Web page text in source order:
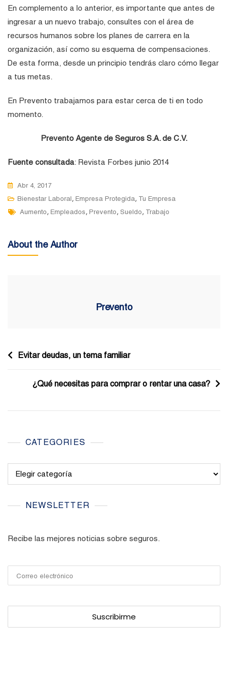
En complemento a lo anterior, es importante que antes de
ingresar a un nuevo trabajo, consultes con el área de
recursos humanos sobre los planes de carrera en la
organización, así como su esquema de compensaciones.
De esta forma, desde un principio tendrás claro cómo llegar
a tus metas.
En Prevento trabajamos para estar cerca de ti en todo
momento.
Prevento Agente de Seguros S.A. de C.V.
Fuente consultada: Revista Forbes junio 2014
Abr 4, 2017
Bienestar Laboral, Empresa Protegida, Tu Empresa
Tags
Aumento, Empleados, Prevento, Sueldo, Trabajo
About the Author
Prevento
Navegación
entradas
Evitar deudas, un tema familiar
¿Qué necesitas para comprar o rentar una casa?
CATEGORIES
NEWSLETTER
Recibe las mejores noticias sobre seguros.